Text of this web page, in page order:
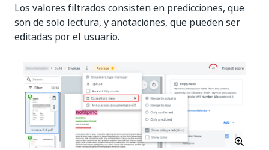
Los valores filtrados consisten en predicciones, que
son de solo lectura, y anotaciones, que pueden ser
editadas por el usuario.